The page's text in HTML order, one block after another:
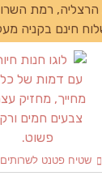
רמת
חינם בקניה מעל
שטיח פטנט לשרותים